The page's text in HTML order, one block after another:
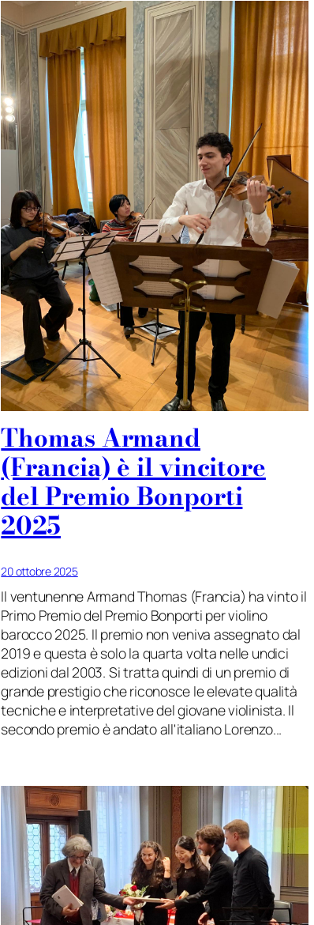
Thomas Armand
(Francia) è il vincitore
del Premio Bonporti
2025
20 ottobre 2025
Il ventunenne Armand Thomas (Francia) ha vinto il
Primo Premio del Premio Bonporti per violino
barocco 2025. Il premio non veniva assegnato dal
2019 e questa è solo la quarta volta nelle undici
edizioni dal 2003. Si tratta quindi di un premio di
grande prestigio che riconosce le elevate qualità
tecniche e interpretative del giovane violinista. Il
secondo premio è andato all'italiano Lorenzo...